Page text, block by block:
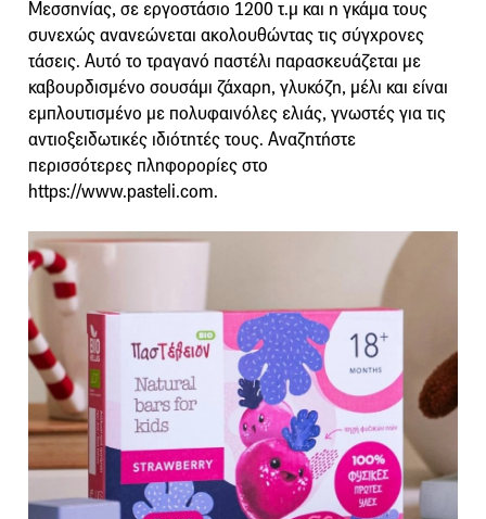
Μεσσηνίας, σε εργοστάσιο 1200 τ.μ και η γκάμα τους
συνεχώς ανανεώνεται ακολουθώντας τις σύγχρονες
τάσεις. Αυτό το τραγανό παστέλι παρασκευάζεται με
καβουρδισμένο σουσάμι ζάχαρη, γλυκόζη, μέλι και είναι
εμπλουτισμένο με πολυφαινόλες ελιάς, γνωστές για τις
αντιοξειδωτικές ιδιότητές τους. Αναζητήστε
περισσότερες πληφορορίες στο
https://www.pasteli.com.